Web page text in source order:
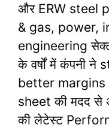
और ERW steel
& gas, power,
engineering
के वर्षों में कंपनी
better
sheet की मदद से
की लेटेस्ट